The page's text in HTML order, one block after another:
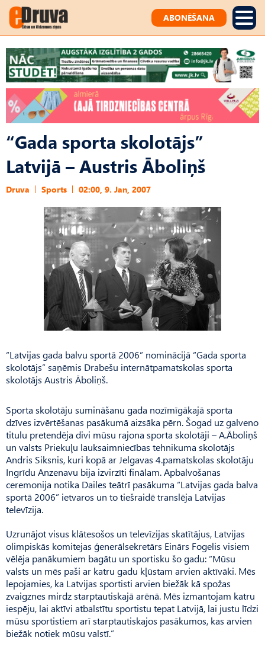
ABONĒŠANA
“Gada sporta skolotājs”
Latvijā – Austris Āboliņš
Druva Sports 02:00, 9. Jan, 2007
“Latvijas gada balvu sportā 2006” nominācijā “Gada sporta
skolotājs” saņēmis Drabešu internātpamatskolas sporta
skolotājs Austris Āboliņš.
Sporta skolotāju sumināšanu gada nozīmīgākajā sporta
dzīves izvērtēšanas pasākumā aizsāka pērn. Šogad uz galveno
titulu pretendēja divi mūsu rajona sporta skolotāji – A.Āboliņš
un valsts Priekuļu lauksaimniecības tehnikuma skolotājs
Andris Siksnis, kuri kopā ar Jelgavas 4.pamatskolas skolotāju
Ingrīdu Anzenavu bija izvirzīti finālam. Apbalvošanas
ceremonija notika Dailes teātrī pasākuma “Latvijas gada balva
sportā 2006” ietvaros un to tiešraidē translēja Latvijas
televīzija.
Uzrunājot visus klātesošos un televīzijas skatītājus, Latvijas
olimpiskās komitejas ģenerālsekretārs Einārs Fogelis visiem
vēlēja panākumiem bagātu un sportisku šo gadu: “Mūsu
valsts un mēs paši ar katru gadu kļūstam arvien aktīvāki. Mēs
lepojamies, ka Latvijas sportisti arvien biežāk kā spožas
zvaigznes mirdz starptautiskajā arēnā. Mēs izmantojam katru
iespēju, lai aktīvi atbalstītu sportistu tepat Latvijā, lai justu līdzi
mūsu sportistiem arī starptautiskajos pasākumos, kas arvien
biežāk notiek mūsu valstī.”